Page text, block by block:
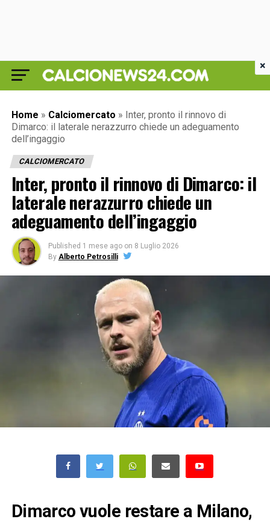
Home » Calciomercato » Inter, pronto il rinnovo di
Dimarco: il laterale nerazzurro chiede un adeguamento
dell’ingaggio
CALCIOMERCATO
Inter, pronto il rinnovo di Dimarco: il
laterale nerazzurro chiede un
adeguamento dell’ingaggio
Published 1 mese ago on 8 Luglio 2026
By Alberto Petrosilli
Dimarco vuole restare a Milano,
×